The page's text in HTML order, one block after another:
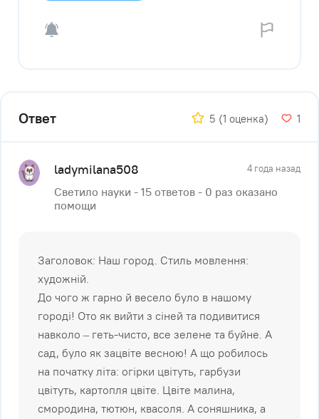
Ответ 5 (1 оценка) 1
ladymilana508 4 года назад
Светило науки - 15 ответов - 0 раз оказано
помощи
Заголовок: Наш город. Стиль мовлення:
художній.
До чого ж гарно й весело було в нашому
городі! Ото як вийти з сіней та подивитися
навколо – геть-чисто, все зелене та буйне. А
сад, було як зацвіте весною! А що робилось
на початку літа: огірки цвітуть, гарбузи
цвітуть, картопля цвіте. Цвіте малина,
смородина, тютюн, квасоля. А соняшника, а